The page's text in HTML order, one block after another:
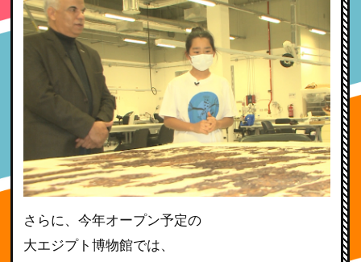
さらに、今年オープン予定の
大エジプト博物館では、